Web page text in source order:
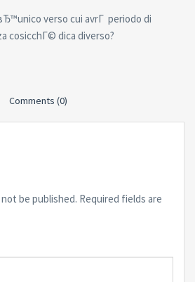
verso cui avrГ periodo di
cosicchГ© dica diverso?
Comments (0)
be published. Required fields are